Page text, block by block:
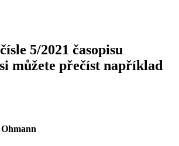
5/2021 časopisu
můžete přečíst například